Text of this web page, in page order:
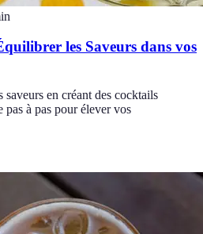
les Saveurs dans vos
en créant des cocktails
à pas pour élever vos